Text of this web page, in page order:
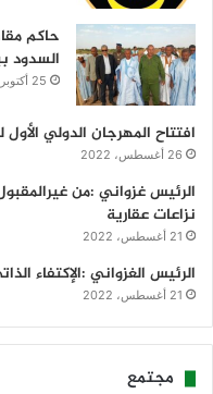
حاكم
السدود
25 أكتوبر، 2022
افتتاح المهرجان الدولي الأول
26 أغسطس، 2022
الرئيس غزواني :من
نزاعات عقارية
21 أغسطس، 2022
الرئيس الغزواني :الإكتفاء
21 أغسطس، 2022
مجتمع